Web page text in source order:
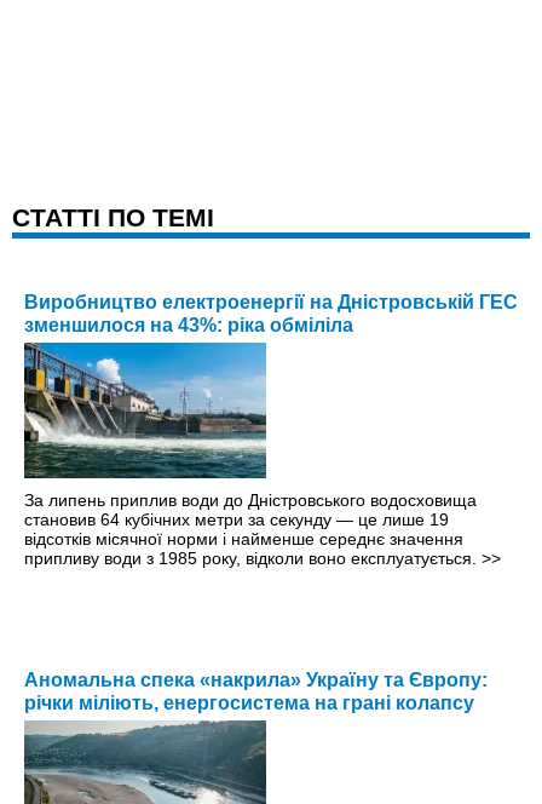
CТАТТІ ПО ТЕМІ
Виробництво електроенергії на Дністровській ГЕС
зменшилося на 43%: ріка обміліла
За липень приплив води до Дністровського водосховища
становив 64 кубічних метри за секунду — це лише 19
відсотків місячної норми і найменше середнє значення
припливу води з 1985 року, відколи воно експлуатується. >>
Аномальна спека «накрила» Україну та Європу:
річки міліють, енергосистема на грані колапсу